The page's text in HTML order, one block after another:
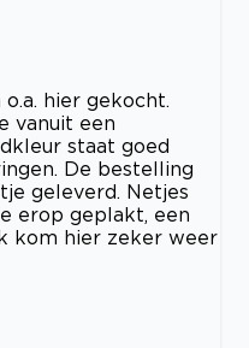
hier gekocht.
vanuit een
staat goed
De bestelling
geleverd. Netjes
erop geplakt, een
kom hier zeker weer